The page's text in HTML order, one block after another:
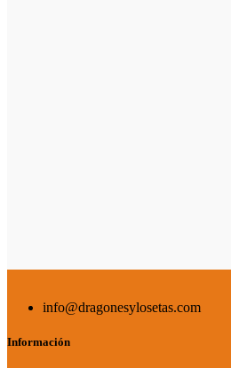
info@dragonesylosetas.com
Información